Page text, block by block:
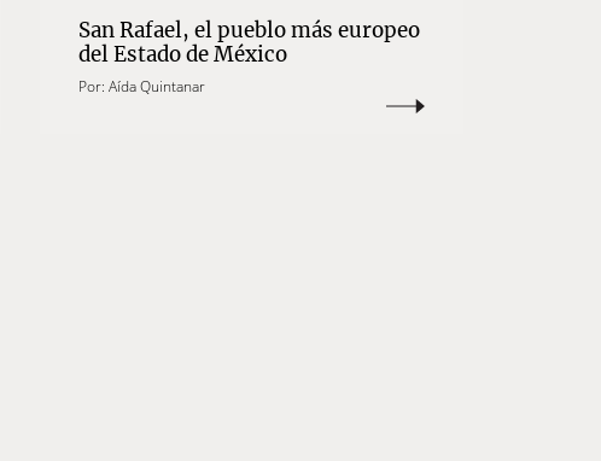
San Rafael, el pueblo más europeo
del Estado de México
Por:Aída Quintanar